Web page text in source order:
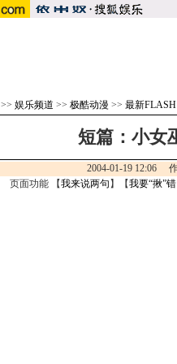
>> 娱乐频道 >> 极酷动漫 >> 最新FLASH
短篇：小女
2004-01-19 12:06
页面功能 【我来说两句 】【我要“揪”错